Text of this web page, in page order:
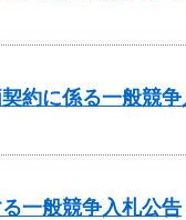
約に係る一般競
一般競争入札公告